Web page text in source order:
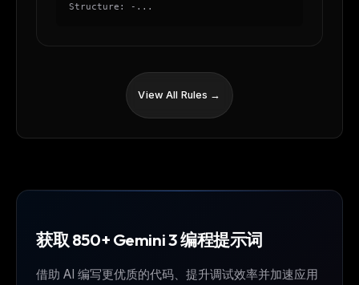
Structure: -...
View All Rules →
获取 850+ Gemini 3 编程提示词
借助 AI 编写更优质的代码、提升调试效率并加速应用